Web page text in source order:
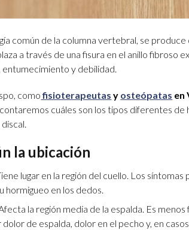
común de la columna vertebral, se
a través de una fisura en el anillo fibroso
y debilidad.
comofisioterapeutas y osteópatas en
cuáles son los tipos diferentes de
la ubicación
lugar en la región del cuello. Los
hormigueo en los dedos.
la región media de la espalda. Es
de espalda, dolor en el pecho y, en